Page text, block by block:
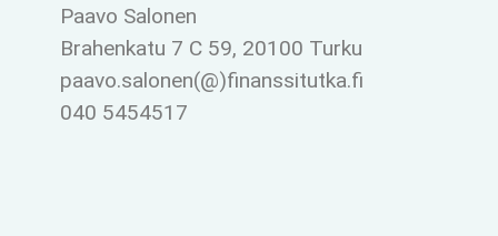
Paavo Salonen
Brahenkatu 7 C 59, 20100 Turku
paavo.salonen(@)finanssitutka.fi
040 5454517